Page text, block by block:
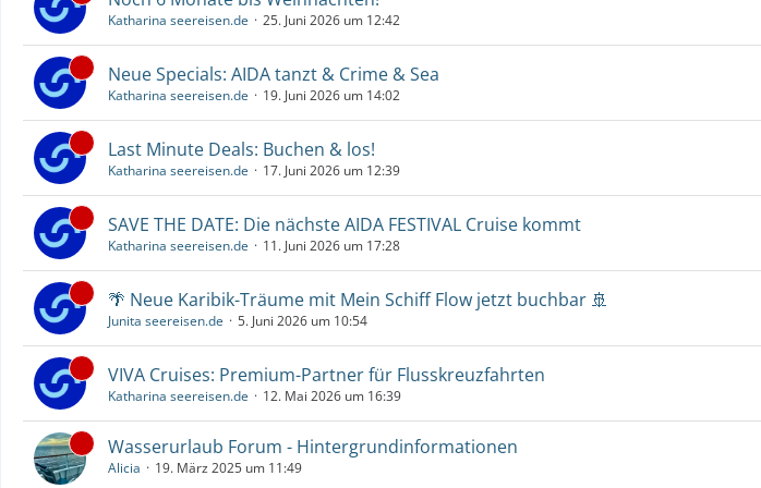
Katharina seereisen.de 25. Juni 2026 um 12:42
Neue Specials: AIDA tanzt & Crime & Sea
Katharina seereisen.de 19. Juni 2026 um 14:02
Last Minute Deals: Buchen & los!
Katharina seereisen.de 17. Juni 2026 um 12:39
SAVE THE DATE: Die nächste AIDA FESTIVAL Cruise kommt
Katharina seereisen.de 11. Juni 2026 um 17:28
🌴 Neue Karibik-Träume mit Mein Schiff Flow jetzt buchbar 🚢
Junita seereisen.de 5. Juni 2026 um 10:54
VIVA Cruises: Premium-Partner für Flusskreuzfahrten
Katharina seereisen.de 12. Mai 2026 um 16:39
Wasserurlaub Forum - Hintergrundinformationen
Alicia 19. März 2025 um 11:49